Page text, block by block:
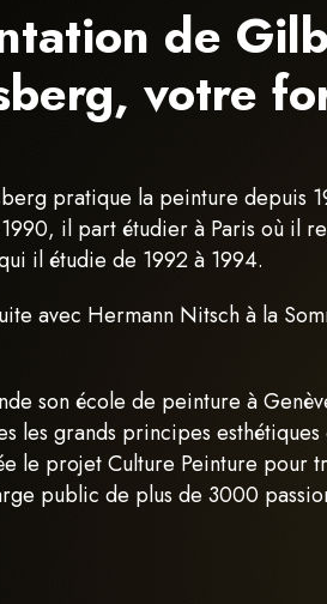
de
votre
pratique la peinture depuis
il part étudier à Paris où il
il étudie de 1992 à 1994.
avec Hermann Nitsch à la
son école de peinture à
les grands principes
le projet Culture Peinture pour
public de plus de 3000